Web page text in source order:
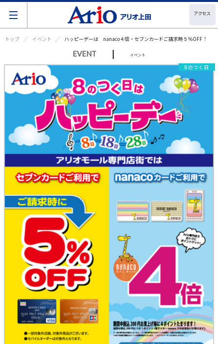
アクセス
トップ イベント ハッピーデーは nanaco４倍・セブンカードご請求時５％OFF！
EVENT | イベント
8のつく日